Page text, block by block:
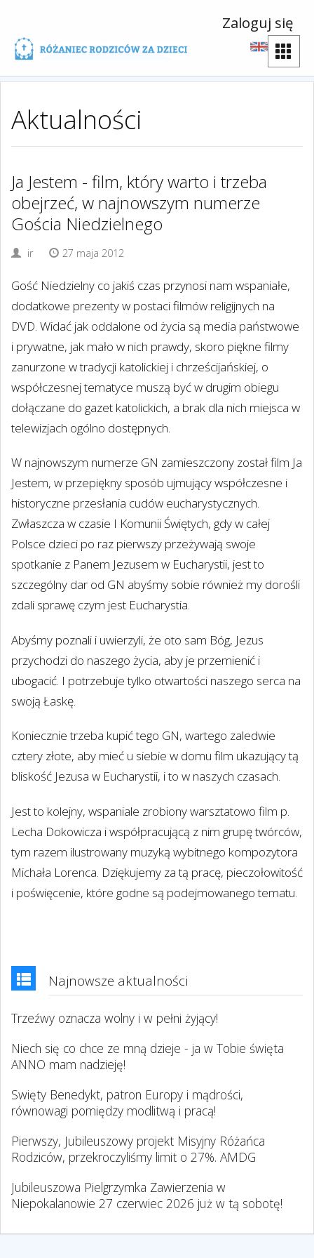
Zaloguj się
Aktualności
Ja Jestem - film, który warto i trzeba
obejrzeć, w najnowszym numerze
Gościa Niedzielnego
ir 27 maja 2012
Gość Niedzielny co jakiś czas przynosi nam wspaniałe,
dodatkowe prezenty w postaci filmów religijnych na
DVD. Widać jak oddalone od życia są media państwowe
i prywatne, jak mało w nich prawdy, skoro piękne filmy
zanurzone w tradycji katolickiej i chrześcijańskiej, o
współczesnej tematyce muszą być w drugim obiegu
dołączane do gazet katolickich, a brak dla nich miejsca w
telewizjach ogólno dostępnych.
W najnowszym numerze GN zamieszczony został film Ja
Jestem, w przepiękny sposób ujmujący współczesne i
historyczne przesłania cudów eucharystycznych.
Zwłaszcza w czasie I Komunii Świętych, gdy w całej
Polsce dzieci po raz pierwszy przeżywają swoje
spotkanie z Panem Jezusem w Eucharystii, jest to
szczególny dar od GN abyśmy sobie również my dorośli
zdali sprawę czym jest Eucharystia.
Abyśmy poznali i uwierzyli, że oto sam Bóg, Jezus
przychodzi do naszego życia, aby je przemienić i
ubogacić. I potrzebuje tylko otwartości naszego serca na
swoją Łaskę.
Koniecznie trzeba kupić tego GN, wartego zaledwie
cztery złote, aby mieć u siebie w domu film ukazujący tą
bliskość Jezusa w Eucharystii, i to w naszych czasach.
Jest to kolejny, wspaniale zrobiony warsztatowo film p.
Lecha Dokowicza i współpracującą z nim grupę twórców,
tym razem ilustrowany muzyką wybitnego kompozytora
Michała Lorenca. Dziękujemy za tą pracę, pieczołowitość
i poświęcenie, które godne są podejmowanego tematu.
Najnowsze aktualności
Trzeźwy oznacza wolny i w pełni żyjący!
Niech się co chce ze mną dzieje - ja w Tobie święta
ANNO mam nadzieję!
Swięty Benedykt, patron Europy i mądrości,
równowagi pomiędzy modlitwą i pracą!
Pierwszy, Jubileuszowy projekt Misyjny Różańca
Rodziców, przekroczyliśmy limit o 27%. AMDG
Jubileuszowa Pielgrzymka Zawierzenia w
Niepokalanowie 27 czerwiec 2026 już w tą sobotę!